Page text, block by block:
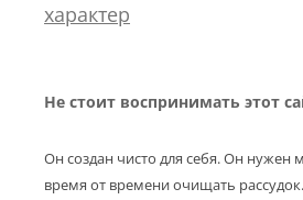
характер
Не стоит воспринимать этот
Он создан чисто для себя. Он нужен
время от времени очищать